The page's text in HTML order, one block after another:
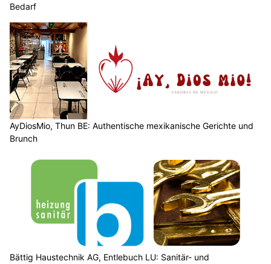
Bedarf
AyDiosMio, Thun BE: Authentische mexikanische Gerichte und
Brunch
Bättig Haustechnik AG, Entlebuch LU: Sanitär- und